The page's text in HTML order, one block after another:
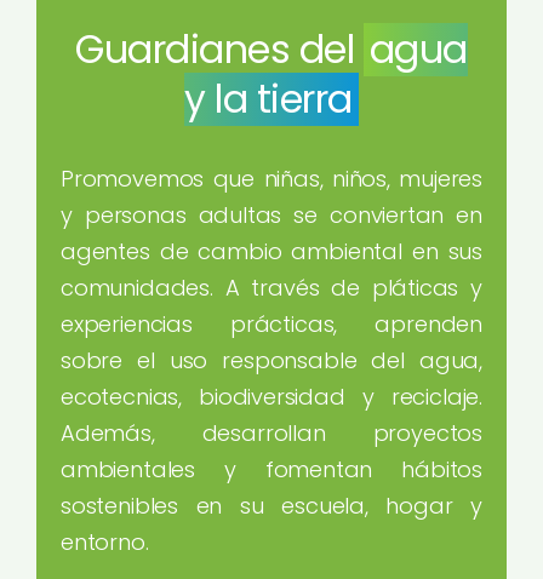
Guardianes del agua
y la tierra
Promovemos que niñas, niños, mujeres
y personas adultas se conviertan en
agentes de cambio ambiental en sus
comunidades. A través de pláticas y
experiencias prácticas, aprenden
sobre el uso responsable del agua,
ecotecnias, biodiversidad y reciclaje.
Además, desarrollan proyectos
ambientales y fomentan hábitos
sostenibles en su escuela, hogar y
entorno.